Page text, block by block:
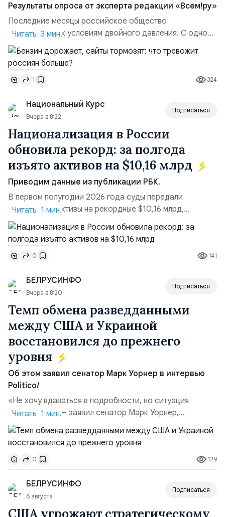
Результаты опроса от эксперта редакции «Всем!ру»
Последние месяцы российское общество
адаптируется к условиям двойного давления. С одной
стороны, происходит рост цен на товары первой
необходимости, инфляция и локальные сбои в
поставках бензина. А с другой – технологическая
турбулентность: перебои в работе интернета,
блокировки сайтов, необходимость осваивать VPN и
российские платформы.Что из этого бье...
Читать 3 мин.
1 324
Национальный Курс
Вчера в 8:22
Подписаться
Национализация в России
обновила рекорд: за полгода
изъято активов на $10,16 млрд
Приводим данные из публикации РБК.
В первом полугодии 2026 года суды передали
государству активы на рекордные $10,16 млрд,
подсчитали аналитики AK&M. Это в 2,5 раза больше,
чем за аналогичный период 2025 года ($3,95 млрд).
Всего зафиксировано 15 национализационных
транзакций, которые обеспечили 42,2% денежного
объёма всего российского рынка слияний и
поглощений. Крупнейшей ...
Читать 1 мин.
0 141
БЕЛРУСИНФО
Вчера в 8:20
Подписаться
Темп обмена разведданными
между США и Украиной
восстановился до прежнего
уровня
Об этом заявил сенатор Марк Уорнер в интервью
Politico/
«Не хочу вдаваться в подробности, но ситуация
улучшилась», — заявил сенатор Марк Уорнер,
высокопоставленный член комитета по разведке,
добавив, что использование Украиной беспилотников и
ракет большой дальности позволило ей наносить
удары вглубь российской территории и укрепило её
позиции.Сотрудничество со стороны США стало
ключом к позитивному пов...
Читать 1 мин.
0 129
БЕЛРУСИНФО
6 августа
Подписаться
США угрожают стратегическому